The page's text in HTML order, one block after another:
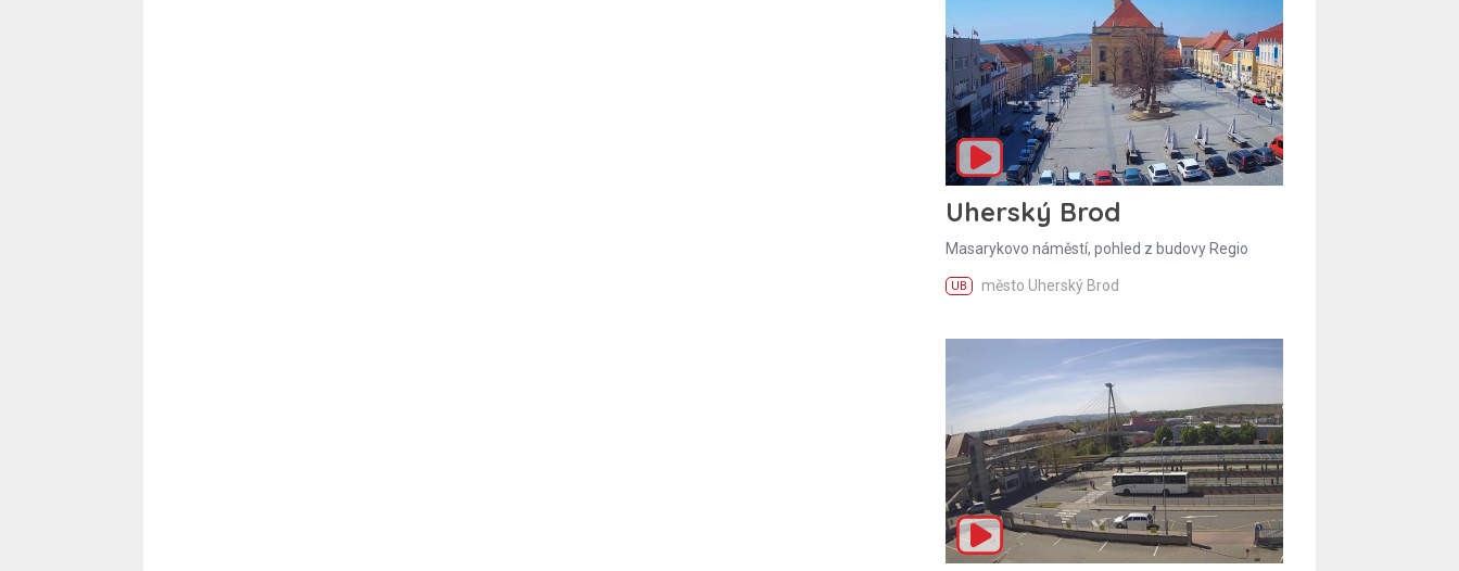
Uherský Brod
Masarykovo náměstí, pohled z budovy Regio
UB město Uherský Brod